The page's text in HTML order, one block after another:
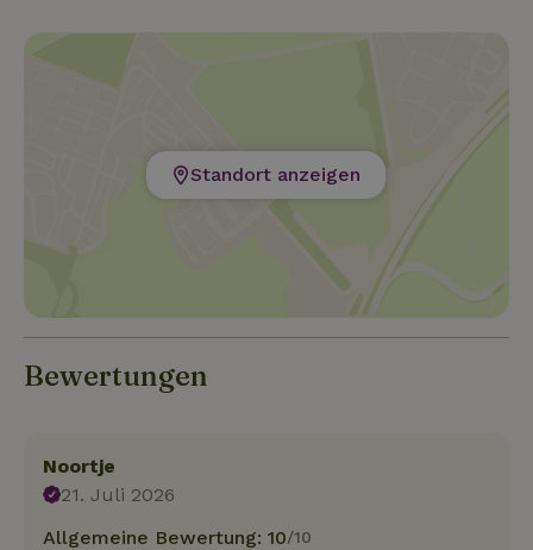
Standort anzeigen
Bewertungen
Noortje
21. Juli 2026
Allgemeine Bewertung: 10/10